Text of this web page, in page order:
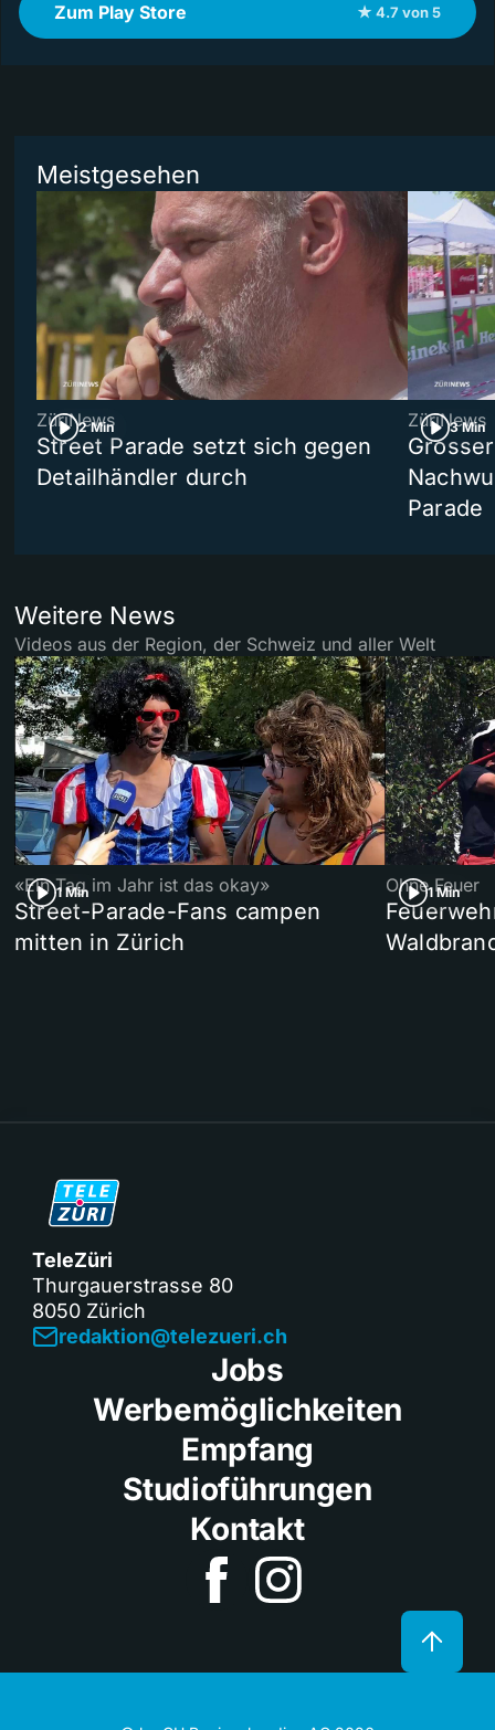
Zum Play Store ★ 4.7 von 5
Meistgesehen
2 Min
ZüriNews
Street Parade setzt sich gegen
Detailhändler durch
3 Min
ZüriNews
Parade
Weitere News
Videos aus der Region, der Schweiz und aller Welt
1 Min
«Ein Tag im Jahr ist das okay»
Street-Parade-Fans campen
mitten in Zürich
1 Min
Ohne Feuer
TeleZüri
Thurgauerstrasse 80
8050 Zürich
redaktion@telezueri.ch
Jobs
Werbemöglichkeiten
Empfang
Studioführungen
Kontakt